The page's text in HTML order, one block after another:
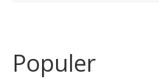
Populer